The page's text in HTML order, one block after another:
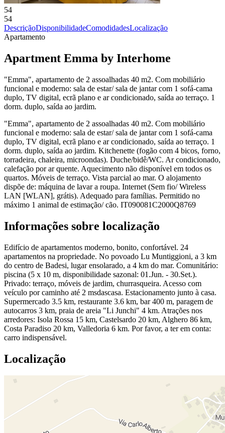
54
54
DescriçãoDisponibilidadeComodidadesLocalização
Apartamento
Apartment Emma by Interhome
"Emma", apartamento de 2 assoalhadas 40 m2. Com mobiliário
funcional e moderno: sala de estar/ sala de jantar com 1 sofá-cama
duplo, TV digital, ecrã plano e ar condicionado, saída ao terraço. 1
dorm. duplo, saída ao jardim.
"Emma", apartamento de 2 assoalhadas 40 m2. Com mobiliário
funcional e moderno: sala de estar/ sala de jantar com 1 sofá-cama
duplo, TV digital, ecrã plano e ar condicionado, saída ao terraço. 1
dorm. duplo, saída ao jardim. Kitchenette (fogão com 4 bicos, forno,
torradeira, chaleira, microondas). Duche/bidê/WC. Ar condicionado,
calefação por ar quente. Aquecimento não disponível em todos os
quartos. Móveis de terraço. Vista parcial ao mar. O alojamento
dispõe de: máquina de lavar a roupa. Internet (Sem fio/ Wireless
LAN [WLAN], grátis). Adequado para famílias. Permitido no
máximo 1 animal de estimação/ cão. IT090081C2000Q8769
Informações sobre localização
Edifício de apartamentos moderno, bonito, confortável. 24
apartamentos na propriedade. No povoado Lu Muntiggioni, a 3 km
do centro de Badesi, lugar ensolarado, a 4 km do mar. Comunitário:
piscina (5 x 10 m, disponibilidade sazonal: 01.Jun. - 30.Set.).
Privado: terraço, móveis de jardim, churrasqueira. Acesso com
veículo por caminho até 2 msdascasa. Estacionamento junto à casa.
Supermercado 3.5 km, restaurante 3.6 km, bar 400 m, paragem de
autocarros 3 km, praia de areia "Li Junchi" 4 km. Atrações nos
arredores: Isola Rossa 15 km, Castelsardo 20 km, Alghero 86 km,
Costa Paradiso 20 km, Valledoria 6 km. Por favor, a ter em conta:
carro indispensável.
Localização